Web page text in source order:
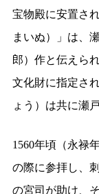
宝物殿に安置さ
まいぬ）」は、
郎）作と伝えら
文化財に指定さ
ょう）は共に瀬
1560年頃（永禄
の際に参拝し、
の宮司が助け、